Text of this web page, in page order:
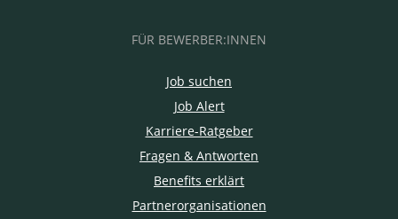
FÜR BEWERBER:INNEN
Job suchen
Job Alert
Karriere-Ratgeber
Fragen & Antworten
Benefits erklärt
Partnerorganisationen